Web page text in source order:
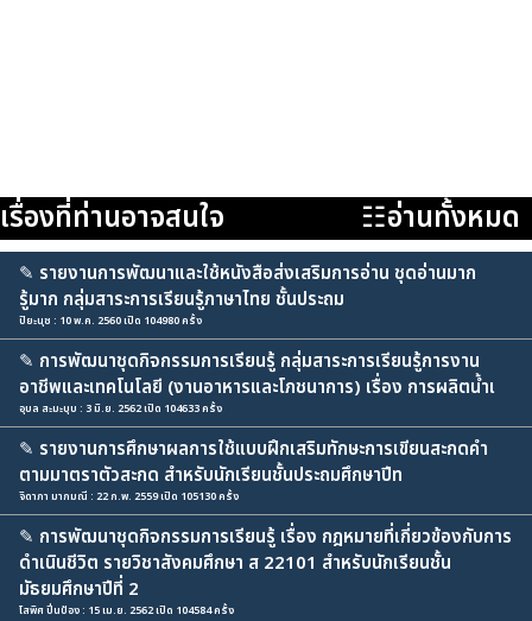
เรื่องที่ท่านอาจสนใจ ☷อ่านทั้งหมด
✎ รายงานการพัฒนาและใช้หนังสือส่งเสริมการอ่าน ชุดอ่านมาก
รู้มาก กลุ่มสาระการเรียนรู้ภาษาไทย ชั้นประถม
ปิยะนุช : 10 พ.ค. 2560 เปิด 104980 ครั้ง
✎ การพัฒนาชุดกิจกรรมการเรียนรู้ กลุ่มสาระการเรียนรู้การงาน
อาชีพและเทคโนโลยี (งานอาหารและโภชนาการ) เรื่อง การผลิตน้ำเ
อุบล สะมะบุบ : 3 มิ.ย. 2562 เปิด 104633 ครั้ง
✎ รายงานการศึกษาผลการใช้แบบฝึกเสริมทักษะการเขียนสะกดคำ
ตามมาตราตัวสะกด สำหรับนักเรียนชั้นประถมศึกษาปีท
จิดาภา มากมณี : 22 ก.พ. 2559 เปิด 105130 ครั้ง
✎ การพัฒนาชุดกิจกรรมการเรียนรู้ เรื่อง กฎหมายที่เกี่ยวข้องกับการ
ดำเนินชีวิต รายวิชาสังคมศึกษา ส 22101 สำหรับนักเรียนชั้น
มัธยมศึกษาปีที่ 2
โสพิศ ปิ่นป้อง : 15 เม.ย. 2562 เปิด 104584 ครั้ง